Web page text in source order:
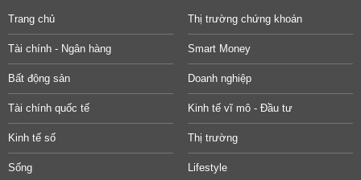
Trang chủ Thị trường chứng khoán
Tài chính - Ngân hàng Smart Money
Bất động sản Doanh nghiệp
Tài chính quốc tế Kinh tế vĩ mô - Đầu tư
Kinh tế số Thị trường
Sống Lifestyle